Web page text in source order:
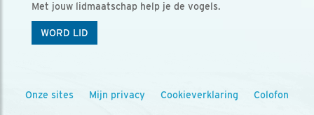
Met jouw lidmaatschap help je de vogels.
WORD LID
Onze sites Mijn privacy Cookieverklaring Colofon